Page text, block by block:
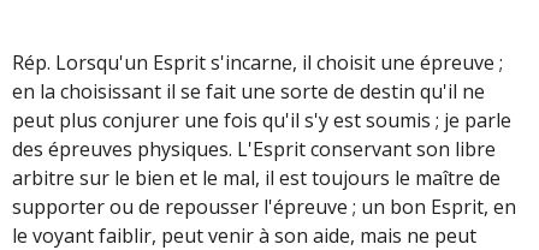
Rép. Lorsqu'un Esprit s'incarne, il choisit une épreuve ;
en la choisissant il se fait une sorte de destin qu'il ne
peut plus conjurer une fois qu'il s'y est soumis ; je parle
des épreuves physiques. L'Esprit conservant son libre
arbitre sur le bien et le mal, il est toujours le maître de
supporter ou de repousser l'épreuve ; un bon Esprit, en
le voyant faiblir, peut venir à son aide, mais ne peut